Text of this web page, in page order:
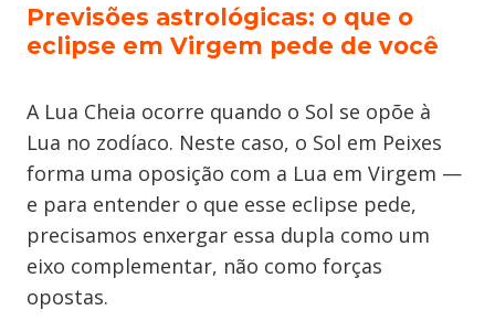
Previsões astrológicas: o que o
eclipse em Virgem pede de você
A Lua Cheia ocorre quando o Sol se opõe à
Lua no zodíaco. Neste caso, o Sol em Peixes
forma uma oposição com a Lua em Virgem —
e para entender o que esse eclipse pede,
precisamos enxergar essa dupla como um
eixo complementar, não como forças
opostas.